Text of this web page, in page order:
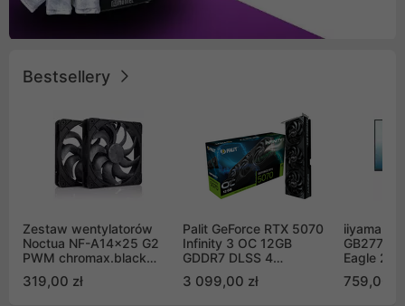
Bestsellery
Zestaw wentylatorów
Noctua NF-A14x25 G2
PWM chromax.black
Push Pull (2szt)
319,00 zł
Palit GeForce RTX 5070
Infinity 3 OC 12GB
GDDR7 DLSS 4
GB2050S)
3 099,00 zł
iiyama G-
Eagle 27"
759,00 zł